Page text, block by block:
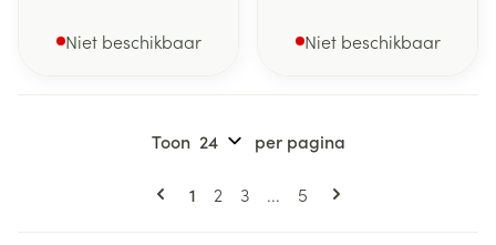
Niet beschikbaar Niet beschikbaar
Pagina's
U lees momenteel pagina
1 Pagina
2 Pagina
3 ... Pagina
5
Toon per pagina